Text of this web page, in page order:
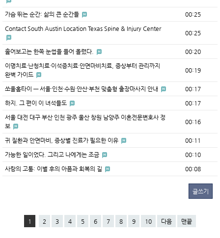
가슴 뛰는 순간: 삶의 큰 순간들 00:25
Contact South Austin Location Texas Spine & Injury Center
00:25
훑어보고는 한쪽 눈썹을 들어 올렸다. 00:20
이명치료·난청치료·이석증치료·안면마비치료, 증상부터 관리까지
완벽 가이드
00:19
쏘울홈타이 — 서울·인천·수원·안산·부천 맞춤형 출장마사지 안내 00:17
하지. 그 편이 이 녀석들도 00:17
서울 대전 대구 부산 인천 광주 울산 창원 남양주 이혼전문변호사 정
보
00:16
귀 질환과 안면마비, 증상별 진료가 필요한 이유 00:11
가능한 일이었다. 그리고 나에게는 조금 00:10
사랑의 고통: 이별 후의 아픔과 회복의 길 00:08
글쓰기
1 2 3 4 5 6 7 8 9 10 다음 맨끝